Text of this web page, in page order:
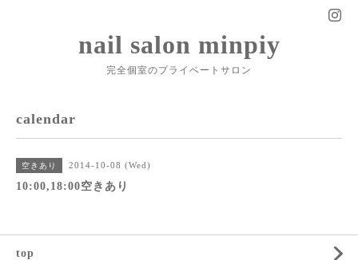
nail salon minpiy
完全個室のプライベートサロン
calendar
空きあり 2014-10-08 (Wed)
10:00,18:00空きあり
top